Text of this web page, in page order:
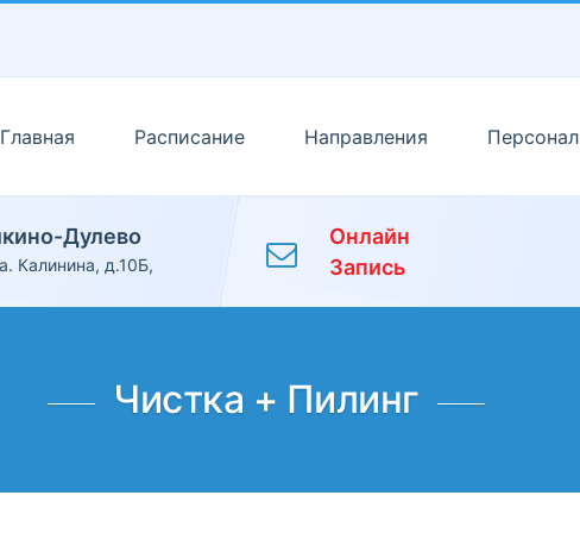
Главная Расписание Направления Персонал
Дулево
Калинина, д.10Б,
Онлайн
Запись
Чистка + Пилинг